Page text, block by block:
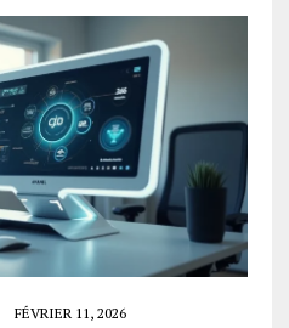
FÉVRIER 11, 2026